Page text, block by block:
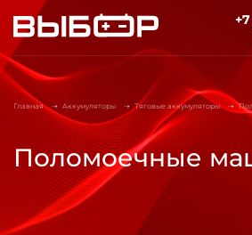
Перейти к основному содержанию
Главная Аккумуляторы Тяговые аккумуляторы
Поломоечные